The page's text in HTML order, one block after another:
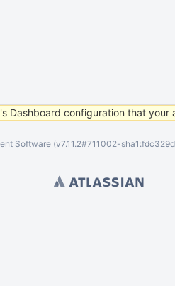
Dashboard configuration that your
Software (v7.11.2#711002-sha1:fdc329d